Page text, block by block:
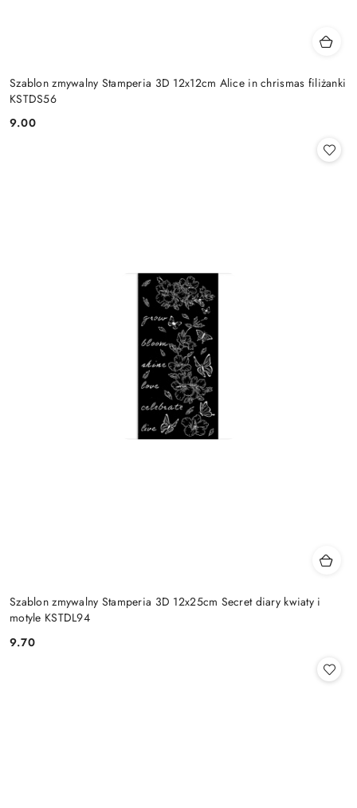
Szablon zmywalny Stamperia 3D 12x12cm Alice in chrismas filiżanki
KSTDS56
Cena:
9.00
Szablon zmywalny Stamperia 3D 12x25cm Secret diary kwiaty i
motyle KSTDL94
Cena:
9.70